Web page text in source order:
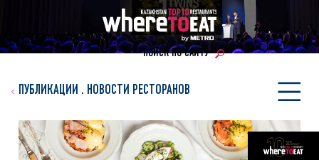
ПОИСК ПО САЙТУ
ПУБЛИКАЦИИ . НОВОСТИ РЕСТОРАНОВ